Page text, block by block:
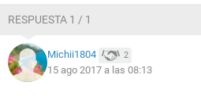
RESPUESTA 1 / 1
Michii1804 2
15 ago 2017 a las 08:13